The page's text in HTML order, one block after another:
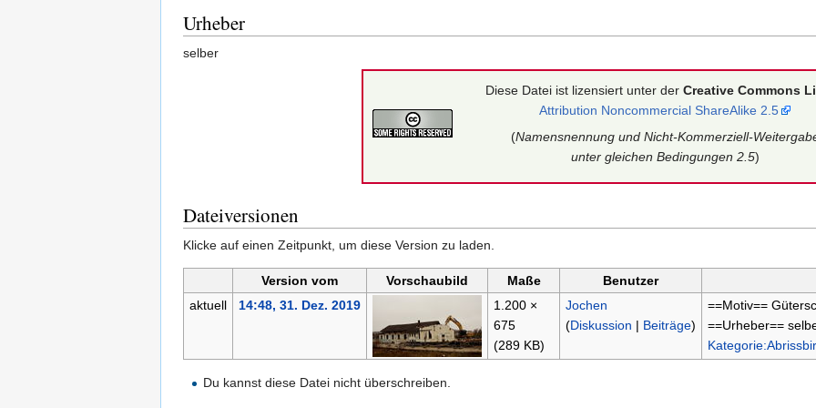
Urheber
selber
Diese Datei ist lizensiert unter der Creative Commons
Attribution Noncommercial ShareAlike 2.5
(Namensnennung und Nicht-Kommerziell-
unter gleichen Bedingungen 2.5)
Dateiversionen
Klicke auf einen Zeitpunkt, um diese Version zu laden.
Version vom Vorschaubild Maße
Benutzer
aktuell
14:48, 31. Dez. 2019
1.200 ×
675
(289 KB)
Jochen
(Diskussion | Beiträge)
==Motiv==
==Urheber==
Du kannst diese Datei nicht überschreiben.